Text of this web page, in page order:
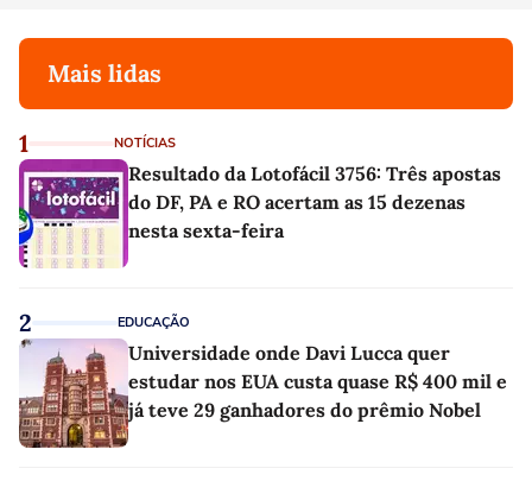
Mais lidas
1 NOTÍCIAS
Resultado da Lotofácil 3756: Três apostas
do DF, PA e RO acertam as 15 dezenas
nesta sexta-feira
2 EDUCAÇÃO
Universidade onde Davi Lucca quer
estudar nos EUA custa quase R$ 400 mil e
já teve 29 ganhadores do prêmio Nobel